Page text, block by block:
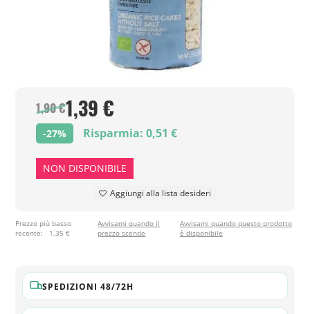
1,90 €1,39 €
-27% Risparmia: 0,51 €
NON DISPONIBILE
Aggiungi alla lista desideri
Prezzo più basso
recente:
1,35 €
Avvisami quando il
prezzo scende
Avvisami quando questo prodotto
è disponibile
SPEDIZIONI 48/72H